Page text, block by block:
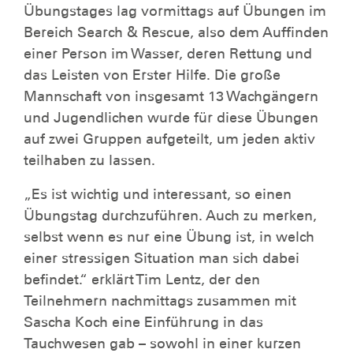
Übungstages lag vormittags auf Übungen im
Bereich Search & Rescue, also dem Auffinden
einer Person im Wasser, deren Rettung und
das Leisten von Erster Hilfe. Die große
Mannschaft von insgesamt 13 Wachgängern
und Jugendlichen wurde für diese Übungen
auf zwei Gruppen aufgeteilt, um jeden aktiv
teilhaben zu lassen.
„Es ist wichtig und interessant, so einen
Übungstag durchzuführen. Auch zu merken,
selbst wenn es nur eine Übung ist, in welch
einer stressigen Situation man sich dabei
befindet.“ erklärt Tim Lentz, der den
Teilnehmern nachmittags zusammen mit
Sascha Koch eine Einführung in das
Tauchwesen gab – sowohl in einer kurzen